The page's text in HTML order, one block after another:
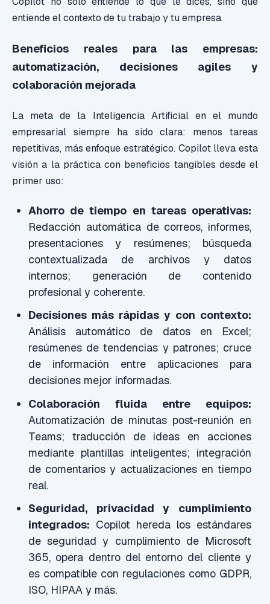
entiende el contexto de tu trabajo y tu empresa.
Beneficios reales para las empresas:
automatización, decisiones agiles y
colaboración mejorada
La meta de la Inteligencia Artificial en el mundo
empresarial siempre ha sido clara: menos tareas
repetitivas, más enfoque estratégico. Copilot lleva esta
visión a la práctica con beneficios tangibles desde el
primer uso:
Ahorro de tiempo en tareas operativas:
Redacción automática de correos, informes,
presentaciones y resúmenes; búsqueda
contextualizada de archivos y datos
internos; generación de contenido
profesional y coherente.
Decisiones más rápidas y con contexto:
Análisis automático de datos en Excel;
resúmenes de tendencias y patrones; cruce
de información entre aplicaciones para
decisiones mejor informadas.
Colaboración fluida entre equipos:
Automatización de minutas post-reunión en
Teams; traducción de ideas en acciones
mediante plantillas inteligentes; integración
de comentarios y actualizaciones en tiempo
real.
Seguridad, privacidad y cumplimiento
integrados: Copilot hereda los estándares
de seguridad y cumplimiento de Microsoft
365, opera dentro del entorno del cliente y
es compatible con regulaciones como GDPR,
ISO, HIPAA y más.